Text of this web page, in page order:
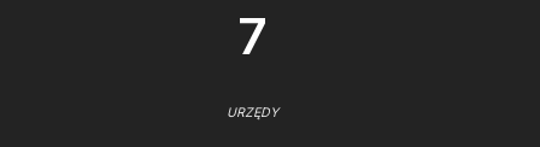
7
URZĘDY